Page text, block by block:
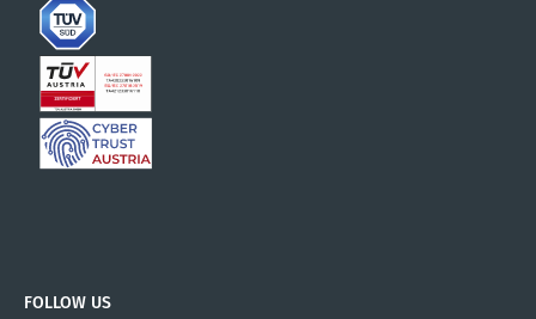
FOLLOW US